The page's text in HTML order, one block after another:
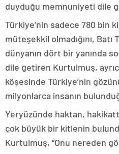
duyduğu memnuniyeti dile
Türkiye’nin sadece 780 bin
müteşekkil olmadığını,
dünyanın dört bir yanında
dile getiren Kurtulmuş,
köşesinde Türkiye’nin
milyonlarca insanın
Yeryüzünde haktan,
çok büyük bir kitlenin
Kurtulmuş, “Onu nereden